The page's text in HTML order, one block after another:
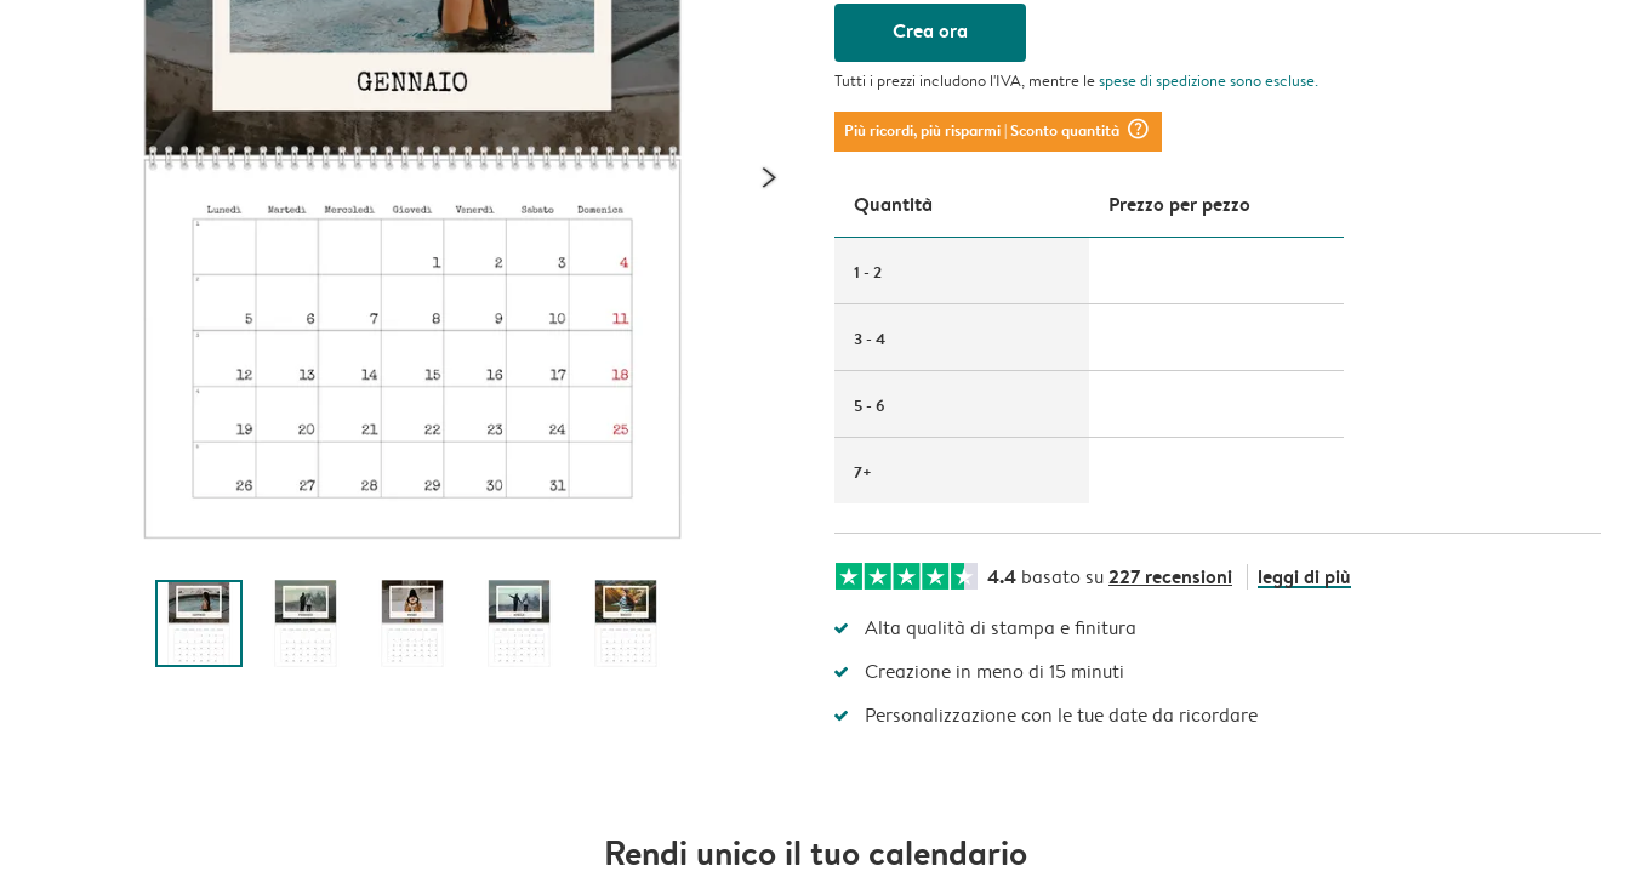
Crea ora
Tutti i prezzi includono l'IVA, mentre lespese di spedizionesono escluse.
Più ricordi, più risparmi| Sconto quantità question_mark_circle
Quantità Prezzo per pezzo
1 - 2
3 - 4
5 - 6
7+
4.4 basato su227 recensioni leggi di più
Alta qualità di stampa e finitura
Creazione in meno di 15 minuti
Personalizzazione con le tue date da ricordare
Rendi unico il tuo calendario